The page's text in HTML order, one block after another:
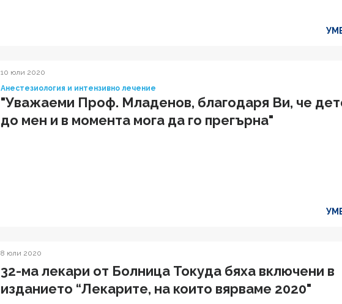
10 юли 2020
Анестезиология и интензивно лечение
"Уважаеми Проф. Младенов, благодаря Ви, че
до мен и в момента мога да го прегърна"
8 юли 2020
32-ма лекари от Болница Токуда бяха включени в
изданието “Лекарите, на които вярваме 2020"